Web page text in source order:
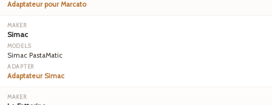
Adaptateur pour Marcato
Simac
Simac PastaMatic
Adaptateur Simac